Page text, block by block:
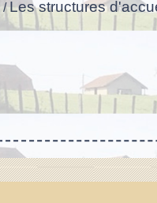
/Les structures